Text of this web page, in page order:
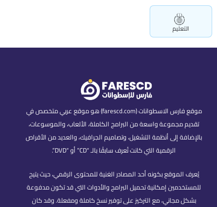
التعليم
موقع فارس الاسطوانات (farescd.com) هو موقع عربي متخصص في
تقديم مجموعة واسعة من البرامج الكاملة، الألعاب، والموسوعات،
بالإضافة إلى أنظمة التشغيل، وتصاميم الجرافيك، والعديد من الأقراص
الرقمية التي كانت تُعرف سابقًا بالـ “CD” أو “DVD”.
يُعرف الموقع بكونه أحد المصادر الغنية للمحتوى الرقمي، حيث يتيح
للمستخدمين إمكانية تحميل البرامج والأدوات التي قد تكون مدفوعة
بشكل مجاني، مع التركيز على توفير نسخ كاملة ومفعلة. وقد كان